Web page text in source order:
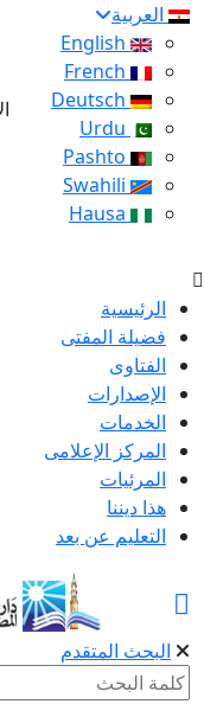
العربية
الرئيسية
فضيلة المفتى
الفتاوى
الإصدارات
الخدمات
المركز الإعلامى
المرئيات
هذا ديننا
التعليم عن بعد
البحث المتقدم